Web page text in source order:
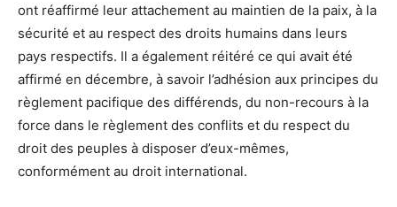
ont réaffirmé leur attachement au maintien de la paix, à la
sécurité et au respect des droits humains dans leurs
pays respectifs. Il a également réitéré ce qui avait été
affirmé en décembre, à savoir l’adhésion aux principes du
règlement pacifique des différends, du non-recours à la
force dans le règlement des conflits et du respect du
droit des peuples à disposer d’eux-mêmes,
conformément au droit international.